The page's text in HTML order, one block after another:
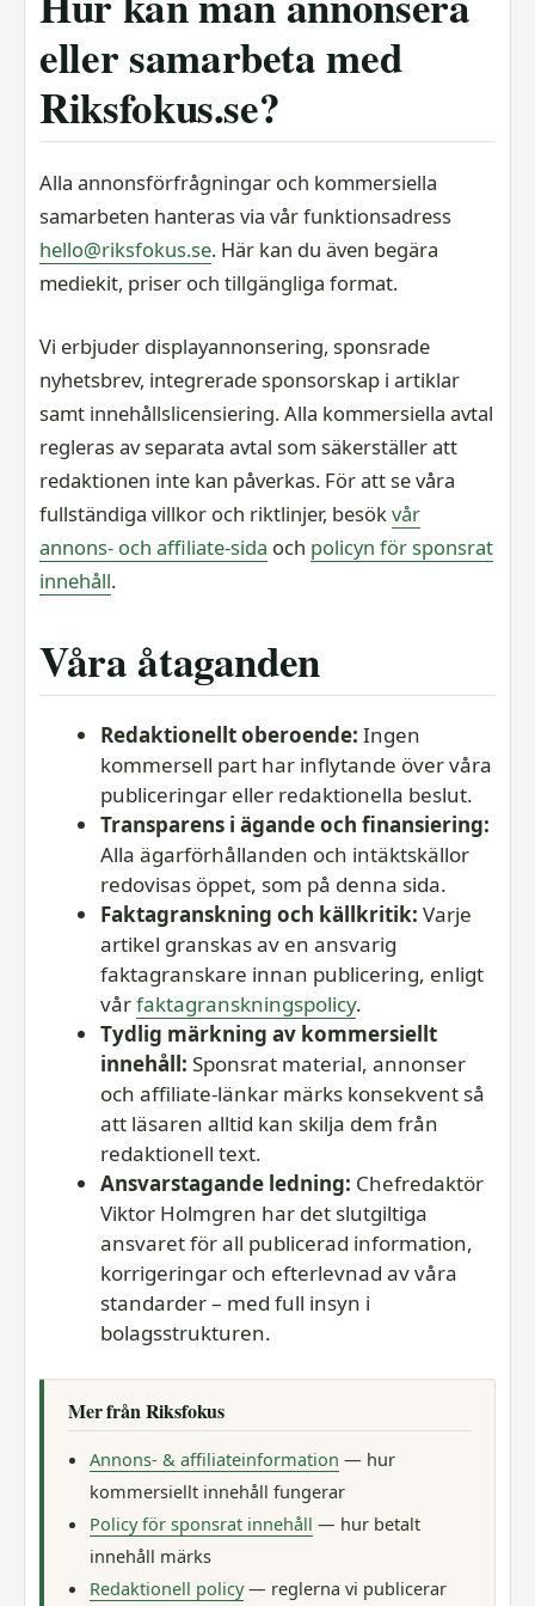
eller samarbeta med
Riksfokus.se?
Alla annonsförfrågningar och kommersiella
samarbeten hanteras via vår funktionsadress
hello@riksfokus.se. Här kan du även begära
mediekit, priser och tillgängliga format.
Vi erbjuder displayannonsering, sponsrade
nyhetsbrev, integrerade sponsorskap i artiklar
samt innehållslicensiering. Alla kommersiella avtal
regleras av separata avtal som säkerställer att
redaktionen inte kan påverkas. För att se våra
fullständiga villkor och riktlinjer, besök vår
annons- och affiliate-sida och policyn för sponsrat
innehåll.
Våra åtaganden
Redaktionellt oberoende: Ingen
kommersell part har inflytande över våra
publiceringar eller redaktionella beslut.
Transparens i ägande och finansiering:
Alla ägarförhållanden och intäktskällor
redovisas öppet, som på denna sida.
Faktagranskning och källkritik: Varje
artikel granskas av en ansvarig
faktagranskare innan publicering, enligt
vårfaktagranskningspolicy.
Tydlig märkning av kommersiellt
innehåll: Sponsrat material, annonser
och affiliate-länkar märks konsekvent så
att läsaren alltid kan skilja dem från
redaktionell text.
Ansvarstagande ledning: Chefredaktör
Viktor Holmgren har det slutgiltiga
ansvaret för all publicerad information,
korrigeringar och efterlevnad av våra
standarder – med full insyn i
bolagsstrukturen.
Mer från Riksfokus
Annons- & affiliateinformation — hur
kommersiellt innehåll fungerar
Policy för sponsrat innehåll — hur betalt
innehåll märks
Redaktionell policy— reglerna vi publicerar